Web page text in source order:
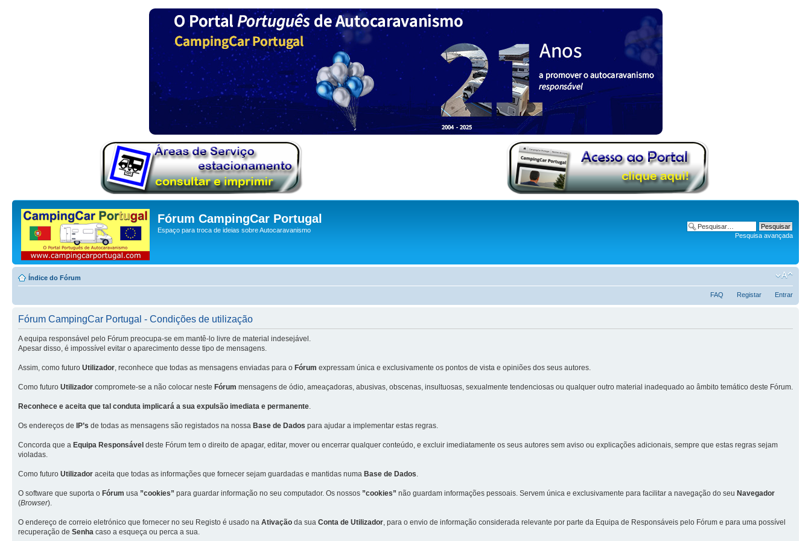
Fórum CampingCar Portugal
Espaço para troca de ideias sobre Autocaravanismo
Pesquisa avançada
Índice do Fórum
FAQ Registar Entrar
Fórum CampingCar Portugal - Condições de utilização
A equipa responsável pelo Fórum preocupa-se em mantê-lo livre de material indesejável.
Apesar disso, é impossível evitar o aparecimento desse tipo de mensagens.
Assim, como futuro Utilizador, reconhece que todas as mensagens enviadas para o Fórum expressam única e exclusivamente os pontos de vista e opiniões dos seus autores.
Como futuro Utilizador compromete-se a não colocar neste Fórum mensagens de ódio, ameaçadoras, abusivas, obscenas, insultuosas, sexualmente tendenciosas ou qualquer outro material inadequado ao âmbito temático deste Fórum.
Reconhece e aceita que tal conduta implicará a sua expulsão imediata e permanente.
Os endereços de IP’s de todas as mensagens são registados na nossa Base de Dados para ajudar a implementar estas regras.
Concorda que a Equipa Responsável deste Fórum tem o direito de apagar, editar, mover ou encerrar qualquer conteúdo, e excluir imediatamente os seus autores sem aviso ou explicações adicionais, sempre que estas regras sejam
violadas.
Como futuro Utilizador aceita que todas as informações que fornecer sejam guardadas e mantidas numa Base de Dados.
O software que suporta o Fórum usa ”cookies” para guardar informação no seu computador. Os nossos ”cookies” não guardam informações pessoais. Servem única e exclusivamente para facilitar a navegação do seu Navegador
(Browser).
O endereço de correio eletrónico que fornecer no seu Registo é usado na Ativação da sua Conta de Utilizador, para o envio de informação considerada relevante por parte da Equipa de Responsáveis pelo Fórum e para uma possível
recuperação de Senha caso a esqueça ou perca a sua.